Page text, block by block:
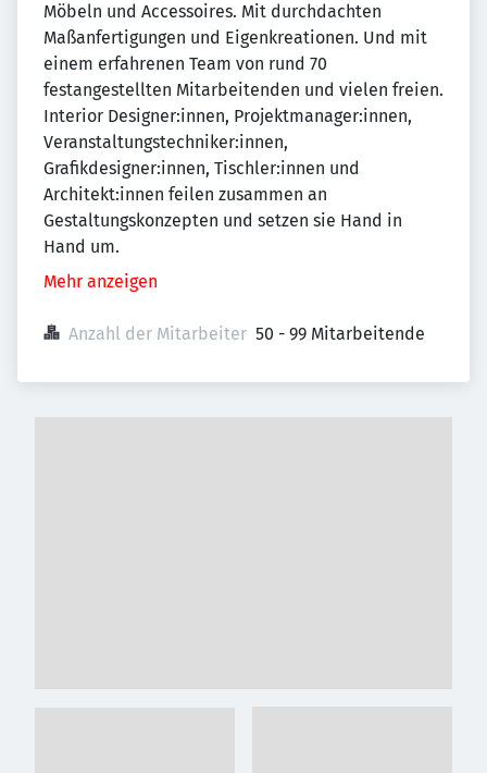
Möbeln und Accessoires. Mit durchdachten
Maßanfertigungen und Eigenkreationen. Und mit
einem erfahrenen Team von rund 70
festangestellten Mitarbeitenden und vielen freien.
Interior Designer:innen, Projektmanager:innen,
Veranstaltungstechniker:innen,
Grafikdesigner:innen, Tischler:innen und
Architekt:innen feilen zusammen an
Gestaltungskonzepten und setzen sie Hand in
Hand um.
Mehr anzeigen
Anzahl der Mitarbeiter 50 - 99 Mitarbeitende